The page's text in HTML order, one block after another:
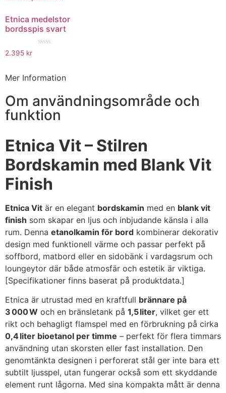
Etnica medelstor
bordsspis svart
2.395 kr
Mer Information
Om användningsområde och
funktion
Etnica Vit – Stilren
Bordskamin med Blank Vit
Finish
Etnica Vit är en elegant bordskamin med en blank vit
finish som skapar en ljus och inbjudande känsla i alla
rum. Denna etanolkamin för bord kombinerar dekorativ
design med funktionell värme och passar perfekt på
soffbord, matbord eller en sidobänk i vardagsrum och
loungeytor där både atmosfär och estetik är viktiga.
[Specifikationer finns baserat på produktdata.]
Etnica är utrustad med en kraftfull brännare på
3 000 W och en bränsletank på 1,5 liter, vilket ger ett
rikt och behagligt flamspel med en förbrukning på cirka
0,4 liter bioetanol per timme – perfekt för flera timmars
användning utan skorsten eller fast installation. Den
genomtänkta designen i perforerat stål ger inte bara ett
subtilt ljusspel, utan fungerar också som ett skyddande
element runt lågorna. Med sina kompakta mått är denna